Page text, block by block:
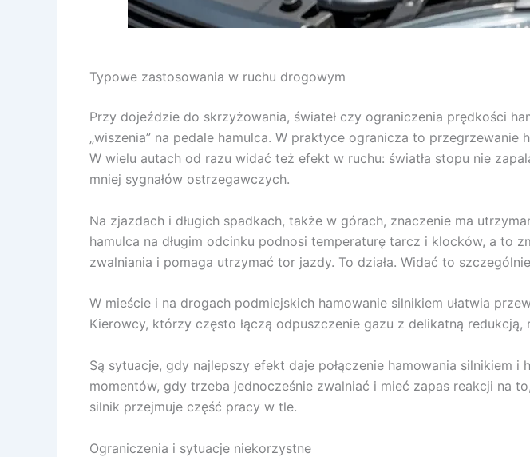
Typowe zastosowania w ruchu drogowym
Przy dojeździe do skrzyżowania, świateł czy ograniczenia prędkości
„wiszenia” na pedale hamulca. W praktyce ogranicza to
W wielu autach od razu widać też efekt w ruchu: światła stopu nie
mniej sygnałów ostrzegawczych.
Na zjazdach i długich spadkach, także w górach, znaczenie ma
hamulca na długim odcinku podnosi temperaturę tarcz i klocków, a to
zwalniania i pomaga utrzymać tor jazdy. To działa. Widać to
W mieście i na drogach podmiejskich hamowanie silnikiem ułatwia
Kierowcy, którzy często łączą odpuszczenie gazu z delikatną
Są sytuacje, gdy najlepszy efekt daje połączenie hamowania silnikiem
momentów, gdy trzeba jednocześnie zwalniać i mieć zapas reakcji na
silnik przejmuje część pracy w tle.
Ograniczenia i sytuacje niekorzystne